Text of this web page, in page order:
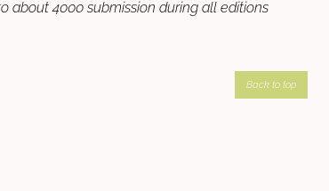
about 4000 submission during all editions
Back to top